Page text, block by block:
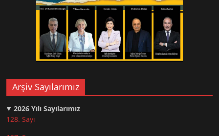
Arşiv Sayılarımız
2026 Yılı Sayılarımız
128. Sayı